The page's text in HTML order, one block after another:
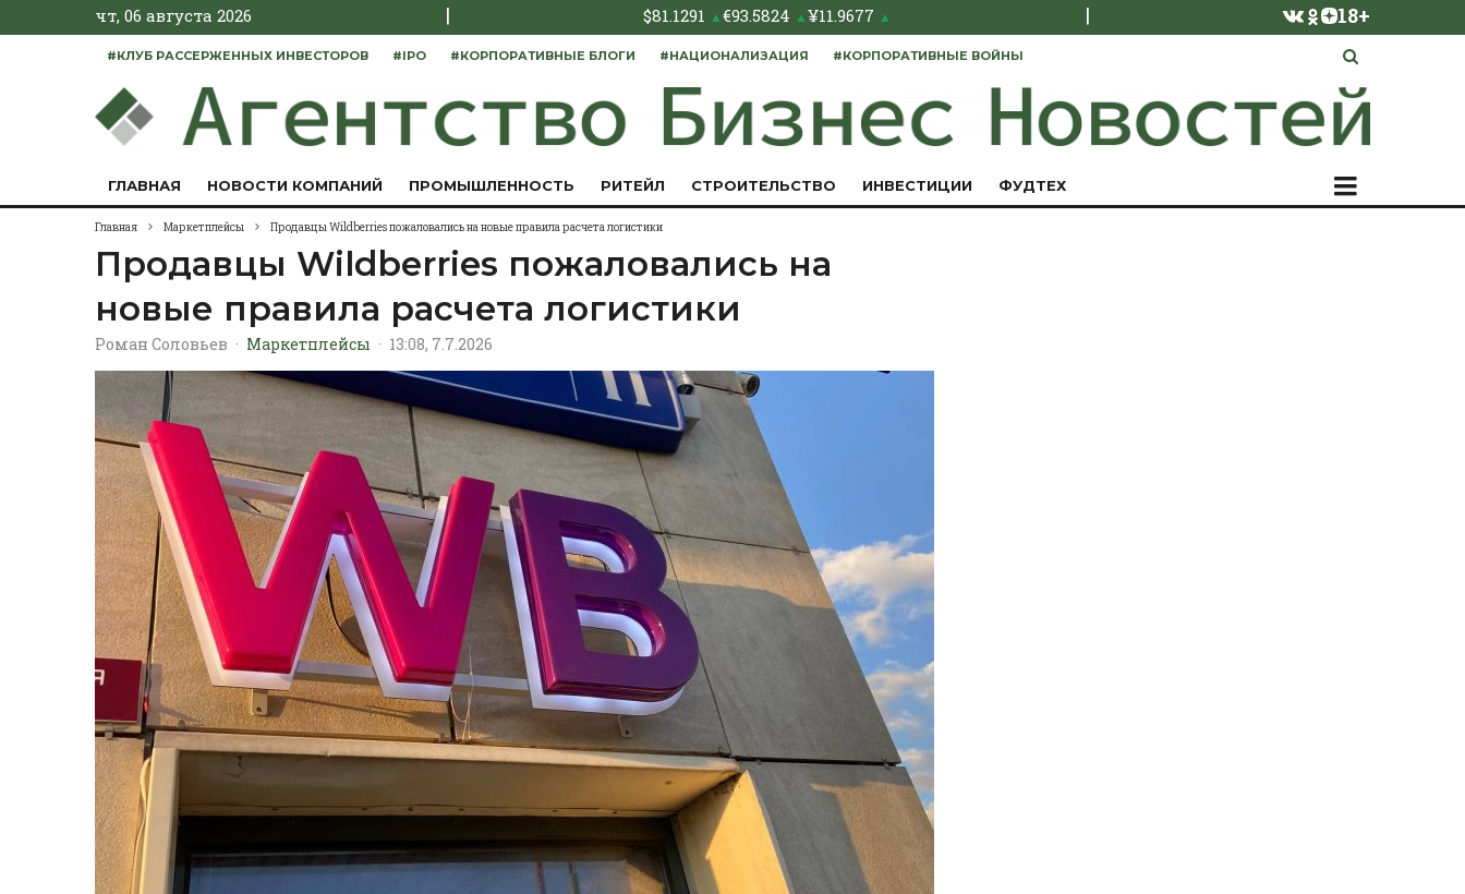
чт, 06 августа 2026 | $81.1291 ▲€93.5824 ▲¥11.9677 ▲ | 18+
#КЛУБ РАССЕРЖЕННЫХ ИНВЕСТОРОВ #IPO #КОРПОРАТИВНЫЕ БЛОГИ #НАЦИОНАЛИЗАЦИЯ #КОРПОРАТИВНЫЕ ВОЙНЫ
ГЛАВНАЯ НОВОСТИ КОМПАНИЙ ПРОМЫШЛЕННОСТЬ РИТЕЙЛ СТРОИТЕЛЬСТВО ИНВЕСТИЦИИ ФУДТЕХ
Главная Маркетплейсы Продавцы Wildberries пожаловались на новые правила расчета логистики
Продавцы Wildberries пожаловались на
новые правила расчета логистики
Роман Соловьев · Маркетплейсы · 13:08, 7.7.2026